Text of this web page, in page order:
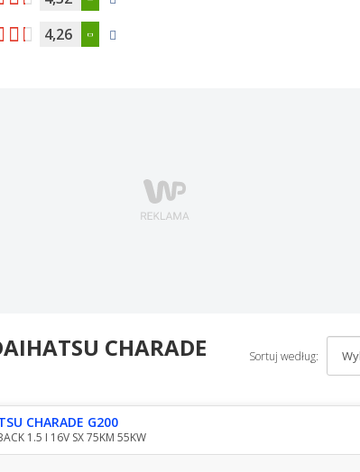
4,26
CHARADE Sortuj według:
CHARADE G200
1.5 I 16V SX 75KM 55KW